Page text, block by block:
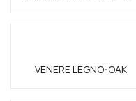
VENERE LEGNO-OAK